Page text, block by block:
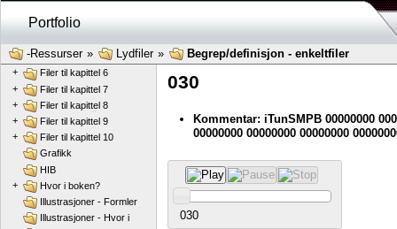
Portfolio
-Ressurser» Lydfiler» Begrep/definisjon - enkeltfiler
030
Kommentar: iTunSMPB 00000000
00000000 00000000 00000000
030
Filer til kapittel 3
+
Filer til kapittel 5
+
Filer til kapittel 6
+
Filer til kapittel 7
+
Filer til kapittel 8
+
Filer til kapittel 9
+
Filer til kapittel 10
Grafikk
HIB
+
Hvor i boken?
Illustrasjoner - Formler
Illustrasjoner - Hvor i